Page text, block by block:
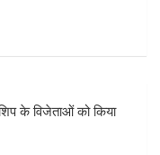
के विजेताओं को किया